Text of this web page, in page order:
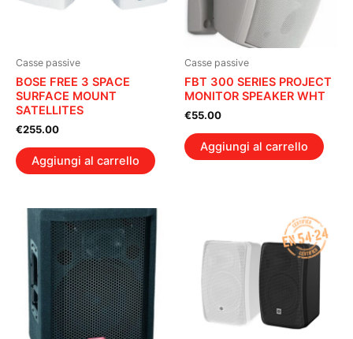
Casse passive
BOSE FREE 3 SPACE
SURFACE MOUNT
SATELLITES
€255.00
Aggiungi al carrello
Casse passive
FBT 300 SERIES PROJECT
MONITOR SPEAKER WHT
€55.00
Aggiungi al carrello